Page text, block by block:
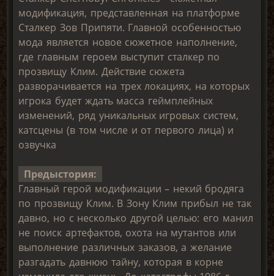
модификация, представленная на платформе
Сталкер Зов Припяти. Главной особенностью
мода является новое сюжетное наполнение,
где главным героем выступит сталкер по
прозвищу Клим. Действие сюжета
разворачивается на трех локациях, на которых
игрока будет ждать масса геймплейных
изменений, ряд уникальных игровых систем,
катсцены (в том числе и от первого лица) и
озвучка
Предыстория:
Главный герой модификации – некий бродяга
по прозвищу Клим. В Зону Клим прибыл не так
давно, но с несколько другой целью: его манил
не поиск артефактов, охота на мутантов или
выполнение различных заказов, а желание
разгадать давнюю тайну, которая в корне